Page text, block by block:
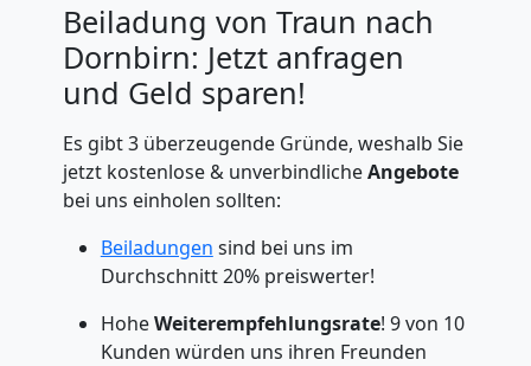
Beiladung von Traun nach
Dornbirn: Jetzt anfragen
und Geld sparen!
Es gibt 3 überzeugende Gründe, weshalb Sie
jetzt kostenlose & unverbindlicheAngebote
bei uns einholen sollten:
Beiladungen sind bei uns im
Durchschnitt 20% preiswerter!
HoheWeiterempfehlungsrate! 9 von 10
Kunden würden uns ihren Freunden